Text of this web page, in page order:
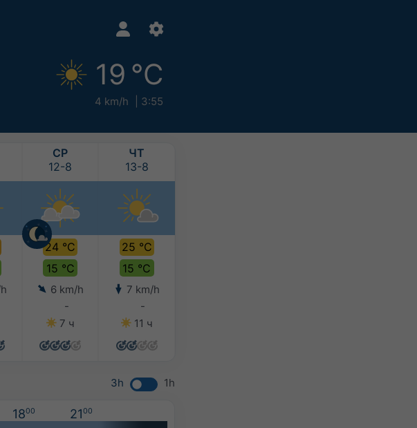
19 °C
4 km/h 3:55
СР
12-8
24 °C
15 °C
6 km/h
-
7 ч
ЧТ
13-8
25 °C
15 °C
7 km/h
-
11 ч
3h 1h
1800 2100